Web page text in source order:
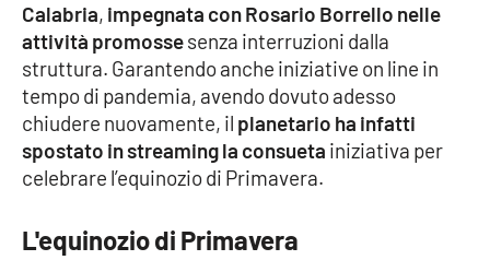
Economia e Lavoro
Politica
Sanità
Società
Sport
Calabria, impegnata con Rosario Borrello nelle
attività promossesenza interruzioni dalla
struttura. Garantendo anche iniziative on line in
tempo di pandemia, avendo dovuto adesso
chiudere nuovamente, il planetario ha infatti
spostato in streaming la consueta iniziativa per
celebrare l’equinozio di Primavera.
L'equinozio di Primavera